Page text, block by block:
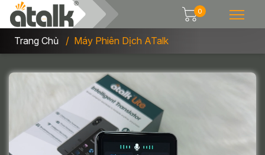
0
Trang Chủ Máy Phiên Dịch ATalk